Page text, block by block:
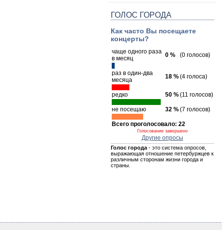
ГОЛОС ГОРОДА
Как часто Вы посещаете
концерты?
чаще одного раза
в месяц
0 % (0 голосов)
раз в один-два
месяца
18 %(4 голоса)
редко 50 %(11 голосов)
не посещаю 32 %(7 голосов)
Всего проголосовало: 22
Голосование завершено
Другие опросы
Голос города- это система опросов,
выражающая отношение петербуржцев к
различным сторонам жизни города и
страны.